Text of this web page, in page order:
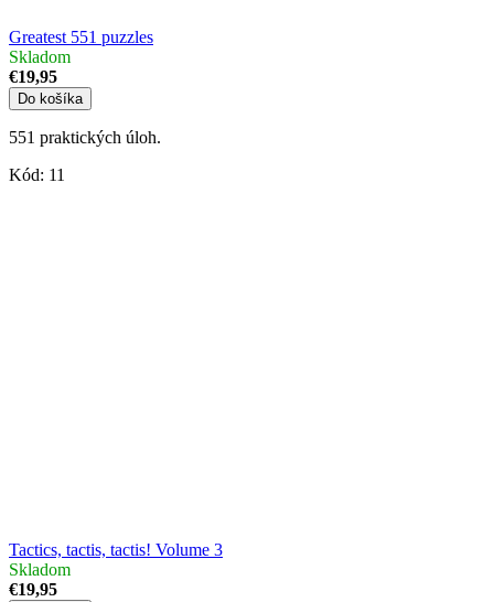
Greatest 551 puzzles
Skladom
€19,95
Do košíka
551 praktických úloh.
Kód: 11
Tactics, tactis, tactis! Volume 3
Skladom
€19,95